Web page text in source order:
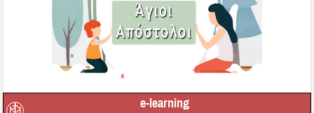
e-learning